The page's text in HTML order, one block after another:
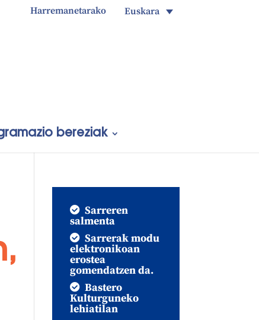
Euskara
Harremanetarako
bereziak
Sarreren
salmenta
Sarrerak modu
elektronikoan
erostea
gomendatzen da.
Bastero
Kulturguneko
lehiatilan